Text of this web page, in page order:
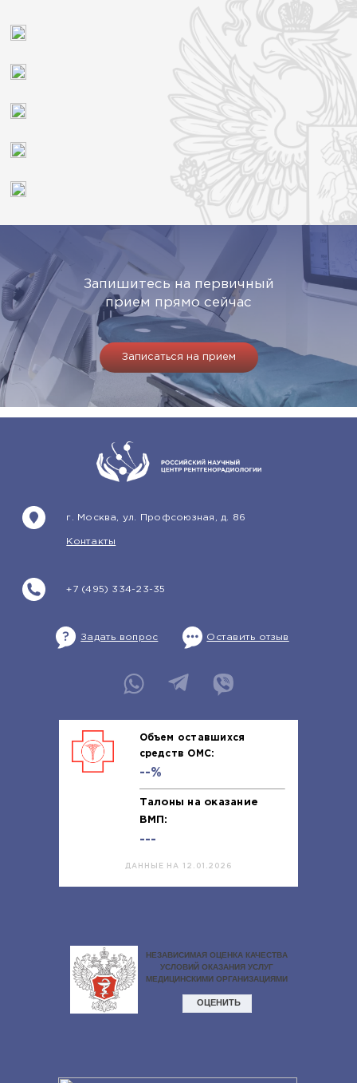
Запишитесь на первичный
прием прямо сейчас
Записаться на прием
+7 (495) 334-23-35
г. Москва, ул. Профсоюзная, д. 86
Контакты
Задать вопрос Оставить отзыв
Объем оставшихся
средств ОМС:
--%
Талоны на оказание
ВМП:
---
ДАННЫЕ НА 12.01.2026